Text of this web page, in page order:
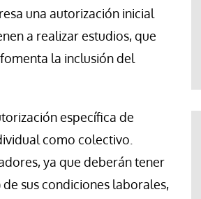
una autorización inicial
a realizar estudios, que
la inclusión del
específica de
como colectivo.
ya que deberán tener
sus condiciones laborales,